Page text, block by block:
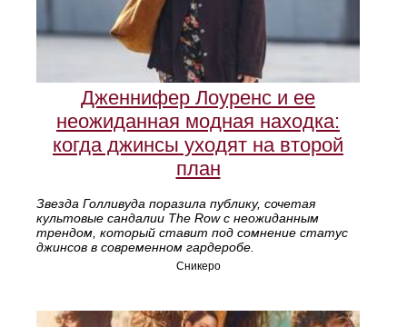
Дженнифер Лоуренс и ее
неожиданная модная находка:
когда джинсы уходят на второй
план
Звезда Голливуда поразила публику, сочетая
культовые сандалии The Row с неожиданным
трендом, который ставит под сомнение статус
джинсов в современном гардеробе.
Сникеро